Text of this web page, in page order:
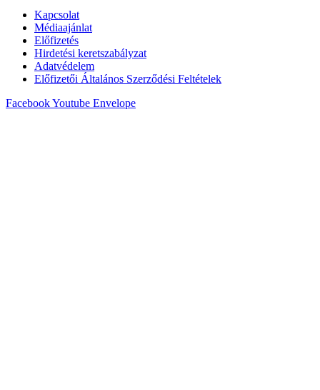
Kapcsolat
Médiaajánlat
Előfizetés
Hirdetési keretszabályzat
Adatvédelem
Előfizetői Általános Szerződési Feltételek
FacebookYoutube Envelope